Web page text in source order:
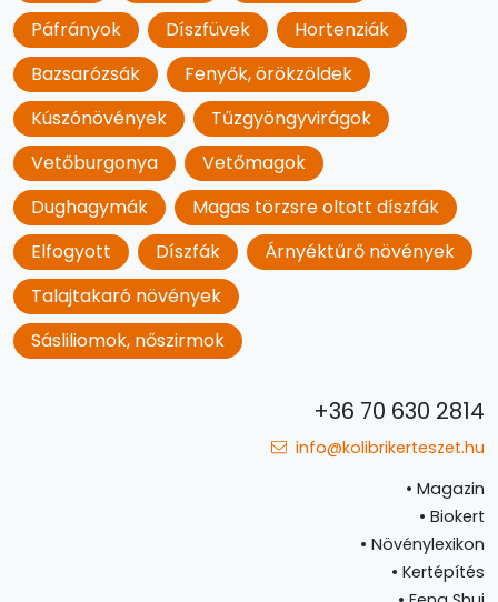
Páfrányok
Díszfüvek
Hortenziák
Bazsarózsák
Fenyők, örökzöldek
Kúszónövények
Tűzgyöngyvirágok
Vetőburgonya
Vetőmagok
Dughagymák
Magas törzsre oltott díszfák
Elfogyott
Díszfák
Árnyéktűrő növények
Talajtakaró növények
Sásliliomok, nőszirmok
+36 70 630 2814
info@kolibrikerteszet.hu
• Magazin
• Biokert
• Növénylexikon
• Kertépítés